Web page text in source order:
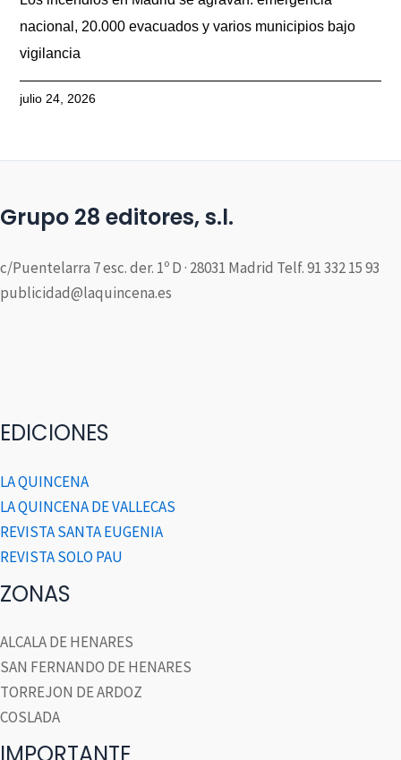
nacional, 20.000 evacuados y varios municipios bajo
vigilancia
julio 24, 2026
Grupo 28 editores, s.l.
c/Puentelarra 7 esc. der. 1º D · 28031 Madrid Telf. 91 332 15 93
publicidad@laquincena.es
EDICIONES
LA QUINCENA
LA QUINCENA DE VALLECAS
REVISTA SANTA EUGENIA
REVISTA SOLO PAU
ZONAS
ALCALA DE HENARES
SAN FERNANDO DE HENARES
TORREJON DE ARDOZ
COSLADA
IMPORTANTE